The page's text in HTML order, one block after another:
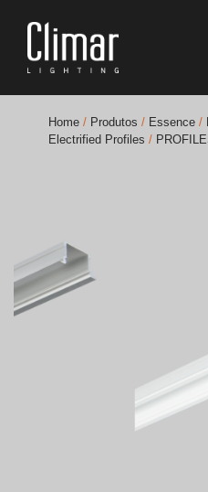
BOYA OUT Shapes
Melhores Projetos
Home / Produtos / Essence /
Electrified Profiles /